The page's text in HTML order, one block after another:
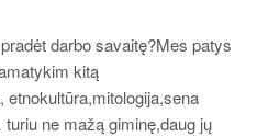
darbo savaitę?Mes patys
kitą
etnokultūra,mitologija,sena
ne mažą giminę,daug jų